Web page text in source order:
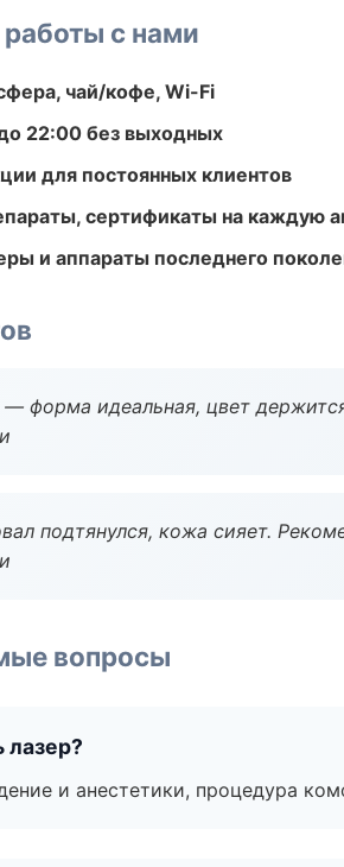
с нами
чай/кофе, Wi-Fi
22:00 без выходных
для постоянных клиентов
сертификаты на каждую
и аппараты последнего
форма идеальная, цвет
подтянулся, кожа сияет.
вопросы
лазер?
и анестетики, процедура